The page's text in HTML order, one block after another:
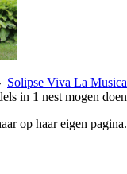
Solipse Viva La Musica
in 1 nest mogen
op haar eigen pagina.